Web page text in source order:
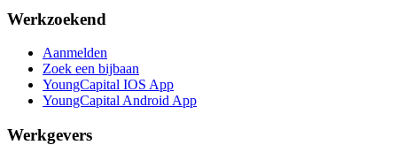
Werkzoekend
Aanmelden
Zoek een bijbaan
YoungCapital IOS App
YoungCapital Android App
Werkgevers